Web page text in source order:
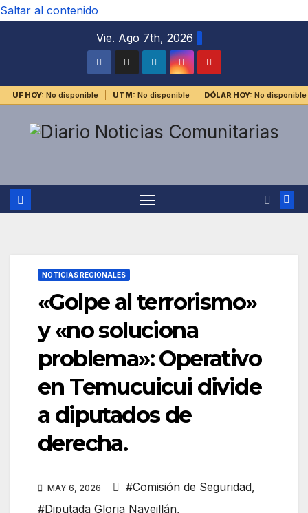
Saltar al contenido
Vie. Ago 7th, 2026
UF HOY: No disponible UTM: No disponible DÓLAR HOY: No disponible
NOTICIAS REGIONALES
«Golpe al terrorismo»
y «no soluciona
problema»: Operativo
en Temucuicui divide
a diputados de
derecha.
MAY 6, 2026 #Comisión de Seguridad,
#Diputada Gloria Naveillán,